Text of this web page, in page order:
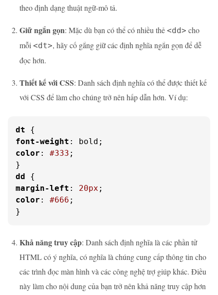
theo định dạng thuật ngữ-mô tả.
Giữ ngắn gọn: Mặc dù bạn có thể có nhiều thẻ <dd> cho
mỗi <dt>, hãy cố gắng giữ các định nghĩa ngắn gọn để dễ
đọc hơn.
Thiết kế với CSS: Danh sách định nghĩa có thể được thiết kế
với CSS để làm cho chúng trở nên hấp dẫn hơn. Ví dụ:
dt
font-weight
color : #333 ;
dd
margin-left : 20px
color : #666 ;
}
Khả năng truy cập: Danh sách định nghĩa là các phần tử
HTML có ý nghĩa, có nghĩa là chúng cung cấp thông tin cho
các trình đọc màn hình và các công nghệ trợ giúp khác. Điều
này làm cho nội dung của bạn trở nên khả năng truy cập hơn